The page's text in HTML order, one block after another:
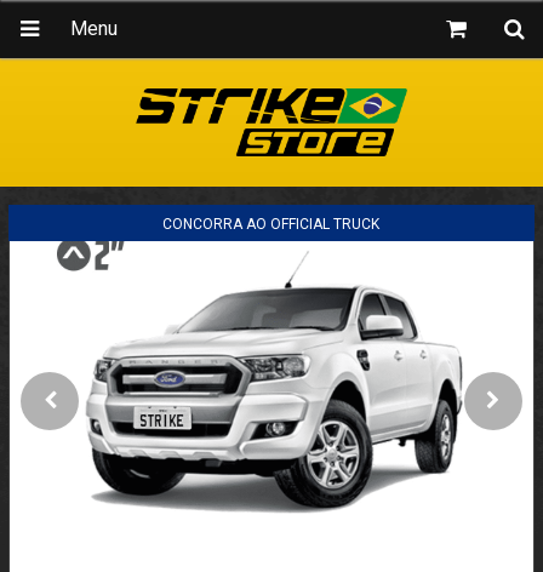
Menu
CONCORRA AO OFFICIAL TRUCK